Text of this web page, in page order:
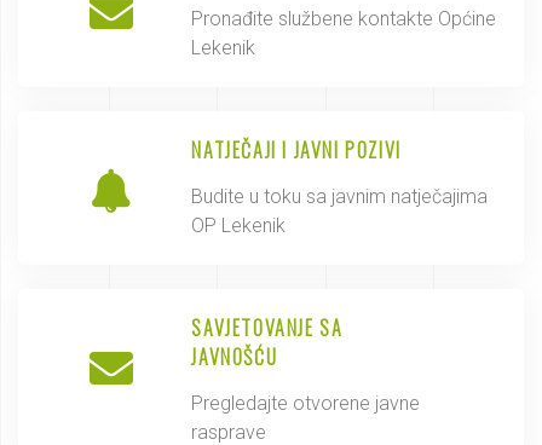
Pronađite službene kontakte Općine
Lekenik
NATJEČAJI I JAVNI POZIVI
Budite u toku sa javnim natječajima
OP Lekenik
SAVJETOVANJE SA
JAVNOŠĆU
Pregledajte otvorene javne
rasprave